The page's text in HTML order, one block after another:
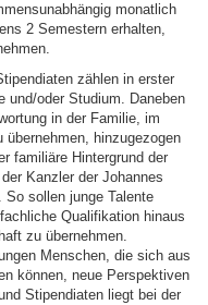
monatlich
2 Semestern erhalten,
zählen in erster
und/oder Studium. Daneben
in der Familie, im
hinzugezogen
familiäre Hintergrund der
Kanzler der Johannes
sollen junge Talente
Qualifikation hinaus
zu übernehmen.
Menschen, die sich aus
können, neue Perspektiven
Stipendiaten liegt bei der